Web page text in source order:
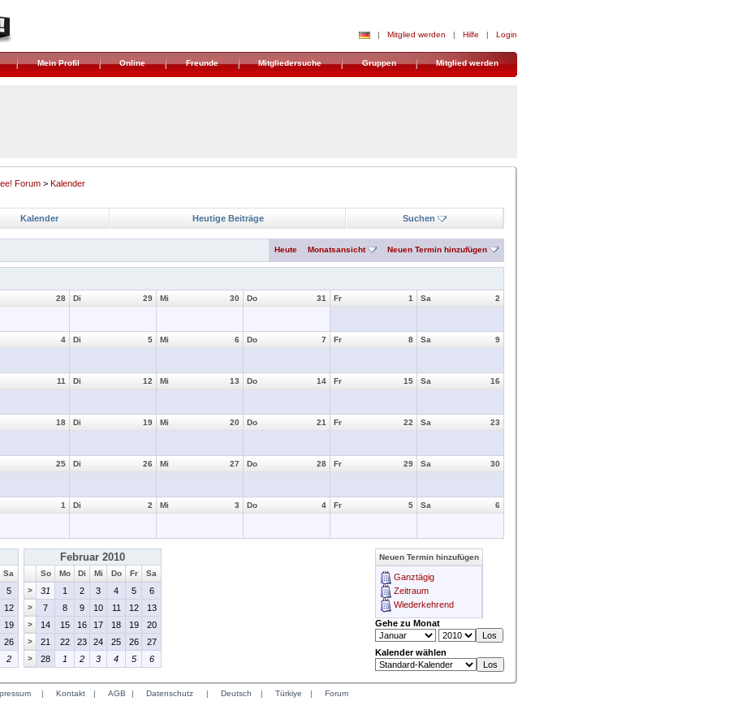
| Mitglied werden | Hilfe | Login
Mein Profil Online Freunde Mitgliedersuche Gruppen Mitglied werden
Forum > Kalender
Kalender Heutige Beiträge Suchen
Heute Monatsansicht Neuen Termin hinzufügen
28 29
Di 30
Mi 31
Do 1
Fr 2
Sa
4 5
Di 6
Mi 7
Do 8
Fr 9
Sa
11 12
Di 13
Mi 14
Do 15
Fr 16
Sa
18 19
Di 20
Mi 21
Do 22
Fr 23
Sa
25 26
Di 27
Mi 28
Do 29
Fr 30
Sa
1 2
Di 3
Mi 4
Do 5
Fr 6
Sa
Sa
5
12
19
26
2
Februar 2010
So Mo Di Mi Do Fr
Sa
>
31 1 2 3 4 5 6
> 7 8 9 10 11 12 13
> 14 15 16 17 18 19 20
> 21 22 23 24 25 26 27
> 28 1 2 3 4 5 6
Neuen Termin hinzufügen
Ganztägig
Zeitraum
Wiederkehrend
Gehe zu Monat
Kalender wählen
| Kontakt | AGB | Datenschutz | Deutsch | Türkiye | Forum